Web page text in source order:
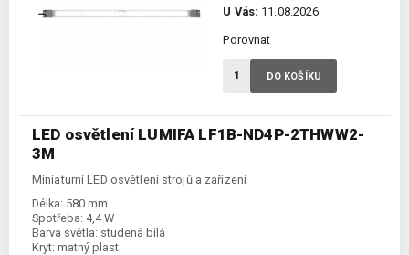
LED osvětlení LUMIFA LF1B-ND4P-2THWW2-
3M
Miniaturní LED osvětlení strojů a zařízení
Délka: 580 mm
Spotřeba: 4,4 W
Barva světla: studená bílá
Kryt: matný plast
U Vás: 11.08.2026
Porovnat
DO KOŠÍKU